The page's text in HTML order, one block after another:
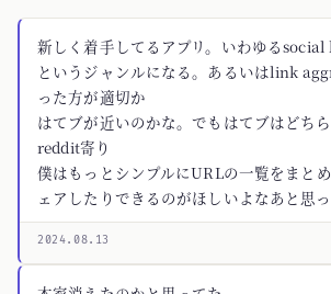
新しく着手してるアプリ。いわゆる
というジャンルになる。あるいはlink
った方が適切か
はてブが近いのかな。でもはてブはどち
reddit寄り
僕はもっとシンプルにURLの一覧をまと
ェアしたりできるのがほしいよなあと思っ
2024.08.13